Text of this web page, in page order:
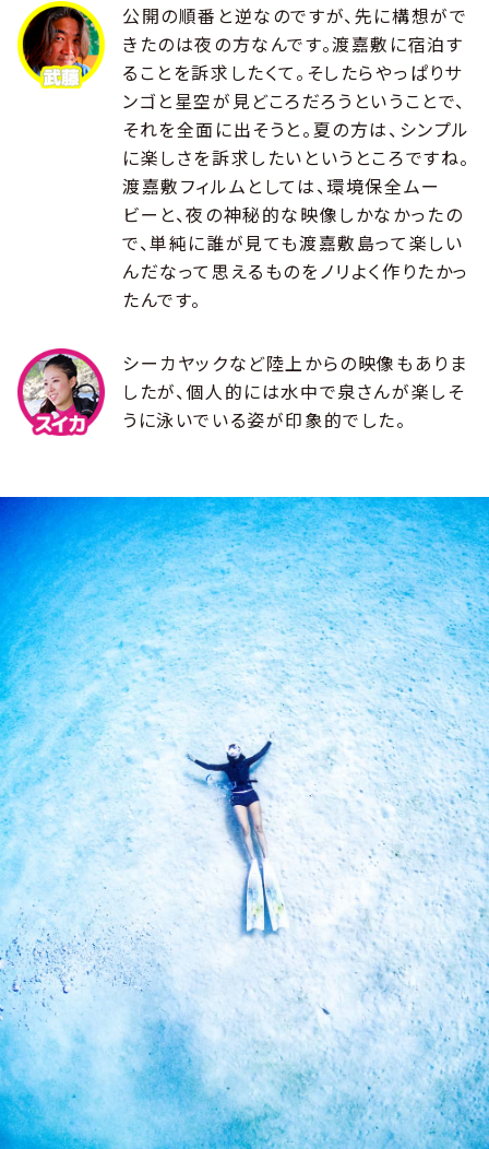
公開の順番と逆なのですが、先に構想がで
きたのは夜の方なんです。渡嘉敷に宿泊す
ることを訴求したくて。そしたらやっぱりサ
ンゴと星空が見どころだろうということで、
それを全面に出そうと。夏の方は、シンプル
に楽しさを訴求したいというところですね。
渡嘉敷フィルムとしては、環境保全ムー
ビーと、夜の神秘的な映像しかなかったの
で、単純に誰が見ても渡嘉敷島って楽しい
んだなって思えるものをノリよく作りたかっ
たんです。
シーカヤックなど陸上からの映像もありま
したが、個人的には水中で泉さんが楽しそ
うに泳いでいる姿が印象的でした。